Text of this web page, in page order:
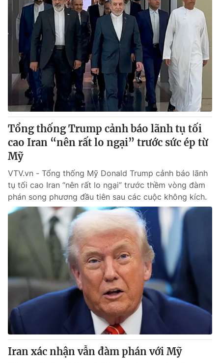
Tổng thống Trump cảnh báo lãnh tụ tối
cao Iran “nên rất lo ngại” trước sức ép từ
Mỹ
VTV.vn - Tổng thống Mỹ Donald Trump cảnh báo lãnh
tụ tối cao Iran “nên rất lo ngại” trước thềm vòng đàm
phán song phương đầu tiên sau các cuộc không kích.
Iran xác nhận vẫn đàm phán với Mỹ